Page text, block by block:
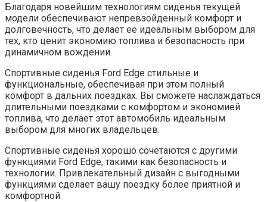
Благодаря новейшим технологиям сиденья текущей
модели обеспечивают непревзойденный комфорт и
долговечность, что делает ее идеальным выбором для
тех, кто ценит экономию топлива и безопасность при
динамичном вождении.
Спортивные сиденья Ford Edge стильные и
функциональные, обеспечивая при этом полный
комфорт в дальних поездках. Вы сможете наслаждаться
длительными поездками с комфортом и экономией
топлива, что делает этот автомобиль идеальным
выбором для многих владельцев.
Спортивные сиденья хорошо сочетаются с другими
функциями Ford Edge, такими как безопасность и
технологии. Привлекательный дизайн с выгодными
функциями сделает вашу поездку более приятной и
комфортной.